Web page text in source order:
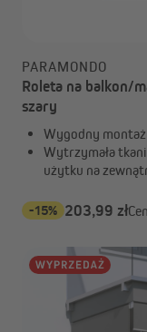
PARAMONDO
Roleta na balkon/
szary
Wygodny
Wytrzymała
użytku na
-15% 203,99 zł